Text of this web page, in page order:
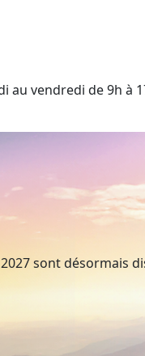
vendredi de 9h à
sont désormais